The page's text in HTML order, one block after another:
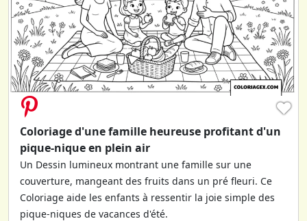
♥
Coloriage d'une famille heureuse profitant d'un
pique-nique en plein air
Un Dessin lumineux montrant une famille sur une
couverture, mangeant des fruits dans un pré fleuri. Ce
Coloriage aide les enfants à ressentir la joie simple des
pique-niques de vacances d'été.